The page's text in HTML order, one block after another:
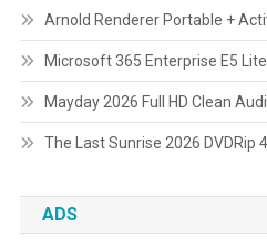
Arnold Renderer Portable +
Microsoft 365 Enterprise E5
Mayday 2026 Full HD Clean
The Last Sunrise 2026 DVDRip
ADS